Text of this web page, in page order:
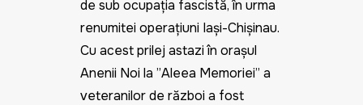
de sub ocupația fascistă, în urma
renumitei operațiuni Iași-Chișinau.
Cu acest prilej astazi în orașul
Anenii Noi la ”Aleea Memoriei” a
veteranilor de război a fost